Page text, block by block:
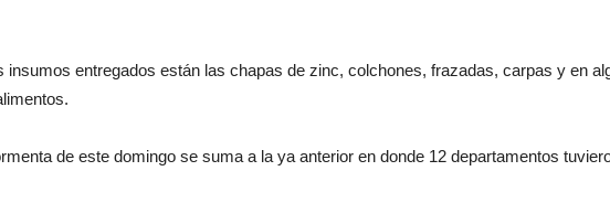
insumos entregados están las chapas de zinc, colchones, frazadas, carpas y en
de este domingo se suma a la ya anterior en donde 12 departamentos